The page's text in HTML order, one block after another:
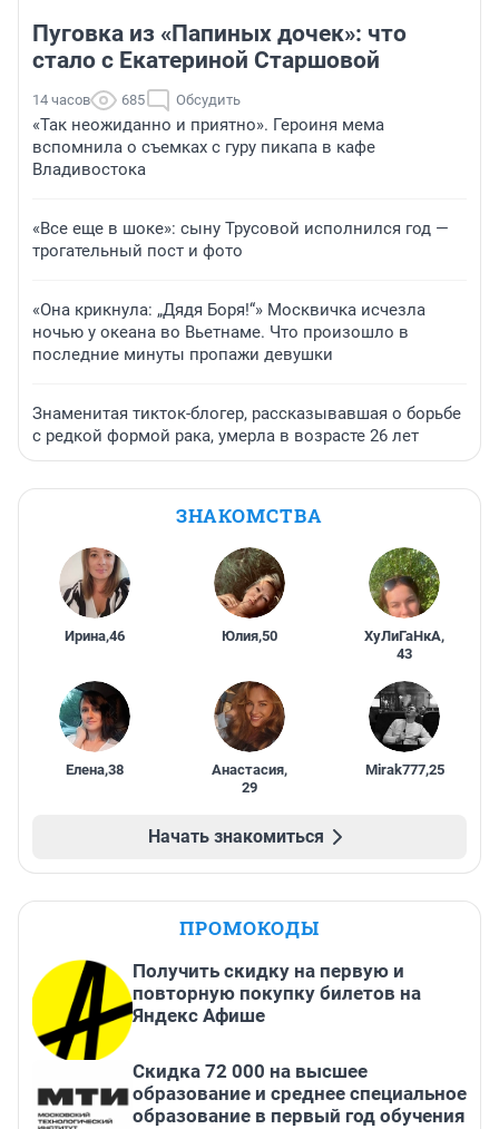
Пуговка из «Папиных дочек»: что
стало с Екатериной Старшовой
14 часов 685 Обсудить
«Так неожиданно и приятно». Героиня мема
вспомнила о съемках с гуру пикапа в кафе
Владивостока
«Все еще в шоке»: сыну Трусовой исполнился год —
трогательный пост и фото
«Она крикнула: „Дядя Боря!“» Москвичка исчезла
ночью у океана во Вьетнаме. Что произошло в
последние минуты пропажи девушки
Знаменитая тикток-блогер, рассказывавшая о борьбе
с редкой формой рака, умерла в возрасте 26 лет
ЗНАКОМСТВА
Ирина,46 Юлия,50 ХуЛиГаНкА,
43
Елена,38 Анастасия,
29
Mirak777,25
Начать знакомиться
ПРОМОКОДЫ
Получить скидку на первую и
повторную покупку билетов на
Яндекс Афише
Скидка 72 000 на высшее
образование и среднее специальное
образование в первый год обучения